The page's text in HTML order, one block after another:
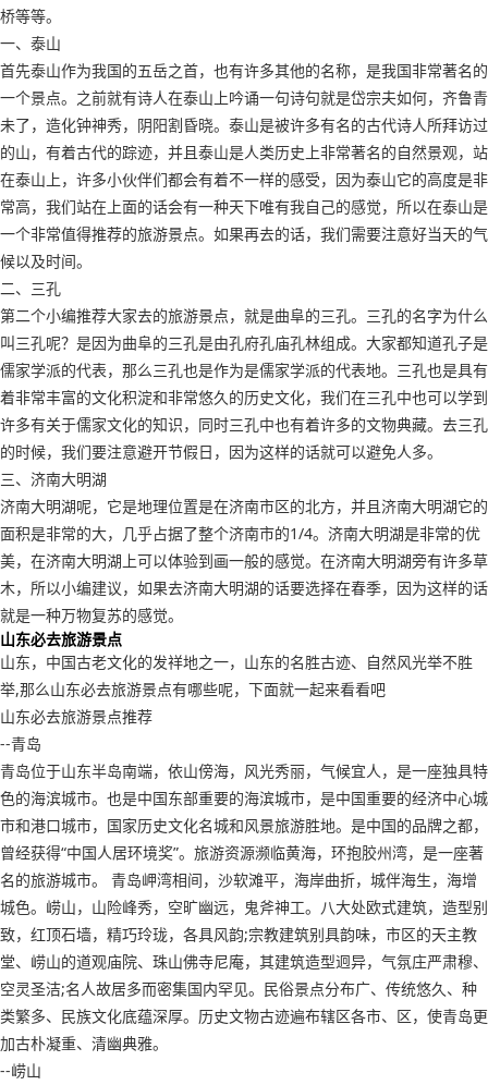
桥等等。
一、泰山
首先泰山作为我国的五岳之首，也有许多其他的名称，是我国非常著名的
一个景点。之前就有诗人在泰山上吟诵一句诗句就是岱宗夫如何，齐鲁青
未了，造化钟神秀，阴阳割昏晓。泰山是被许多有名的古代诗人所拜访过
的山，有着古代的踪迹，并且泰山是人类历史上非常著名的自然景观，站
在泰山上，许多小伙伴们都会有着不一样的感受，因为泰山它的高度是非
常高，我们站在上面的话会有一种天下唯有我自己的感觉，所以在泰山是
一个非常值得推荐的旅游景点。如果再去的话，我们需要注意好当天的气
候以及时间。
二、三孔
第二个小编推荐大家去的旅游景点，就是曲阜的三孔。三孔的名字为什么
叫三孔呢？是因为曲阜的三孔是由孔府孔庙孔林组成。大家都知道孔子是
儒家学派的代表，那么三孔也是作为是儒家学派的代表地。三孔也是具有
着非常丰富的文化积淀和非常悠久的历史文化，我们在三孔中也可以学到
许多有关于儒家文化的知识，同时三孔中也有着许多的文物典藏。去三孔
的时候，我们要注意避开节假日，因为这样的话就可以避免人多。
三、济南大明湖
济南大明湖呢，它是地理位置是在济南市区的北方，并且济南大明湖它的
面积是非常的大，几乎占据了整个济南市的1/4。济南大明湖是非常的优
美，在济南大明湖上可以体验到画一般的感觉。在济南大明湖旁有许多草
木，所以小编建议，如果去济南大明湖的话要选择在春季，因为这样的话
就是一种万物复苏的感觉。
山东必去旅游景点
山东，中国古老文化的发祥地之一，山东的名胜古迹、自然风光举不胜
举,那么山东必去旅游景点有哪些呢，下面就一起来看看吧
山东必去旅游景点推荐
--青岛
青岛位于山东半岛南端，依山傍海，风光秀丽，气候宜人，是一座独具特
色的海滨城市。也是中国东部重要的海滨城市，是中国重要的经济中心城
市和港口城市，国家历史文化名城和风景旅游胜地。是中国的品牌之都，
曾经获得“中国人居环境奖”。旅游资源濒临黄海，环抱胶州湾，是一座著
名的旅游城市。 青岛岬湾相间，沙软滩平，海岸曲折，城伴海生，海增
城色。崂山，山险峰秀，空旷幽远，鬼斧神工。八大处欧式建筑，造型别
致，红顶石墙，精巧玲珑，各具风韵;宗教建筑别具韵味，市区的天主教
堂、崂山的道观庙院、珠山佛寺尼庵，其建筑造型迥异，气氛庄严肃穆、
空灵圣洁;名人故居多而密集国内罕见。民俗景点分布广、传统悠久、种
类繁多、民族文化底蕴深厚。历史文物古迹遍布辖区各市、区，使青岛更
加古朴凝重、清幽典雅。
--崂山